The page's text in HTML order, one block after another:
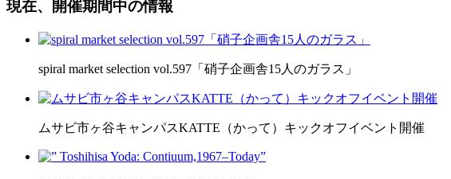
現在、開催期間中の情報
spiral market selection vol.597「硝子企画舎15人のガラス」
ムサビ市ヶ谷キャンパスKATTE（かって）キックオフイベント開催